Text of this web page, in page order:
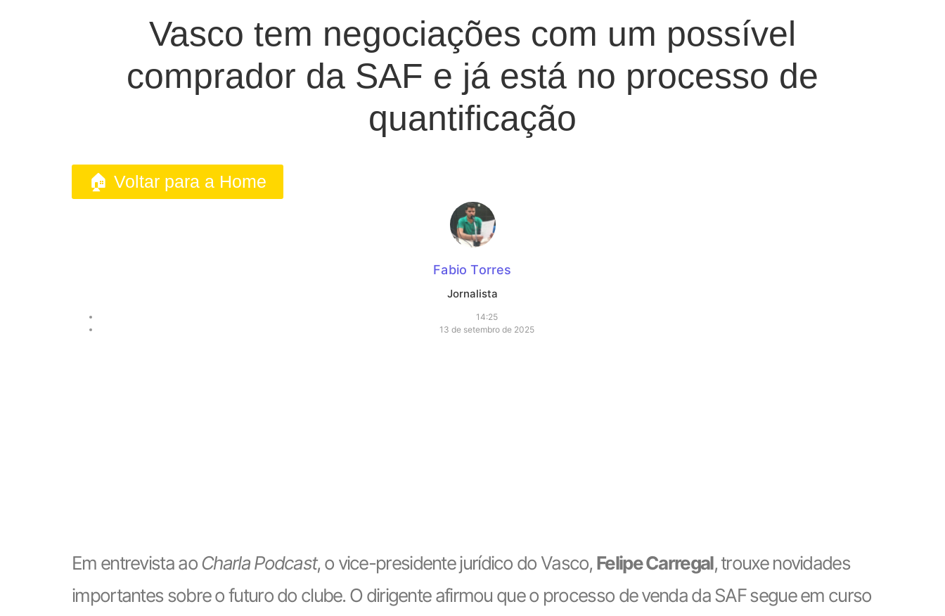
Vasco tem negociações com um possível
comprador da SAF e já está no processo de
quantificação
🏠 Voltar para a Home
Fabio Torres
Jornalista
14:25
13 de setembro de 2025
Em entrevista aoCharla Podcast, o vice-presidente jurídico do Vasco, Felipe Carregal, trouxe novidades
importantes sobre o futuro do clube. O dirigente afirmou que o processo de venda da SAF segue em curso